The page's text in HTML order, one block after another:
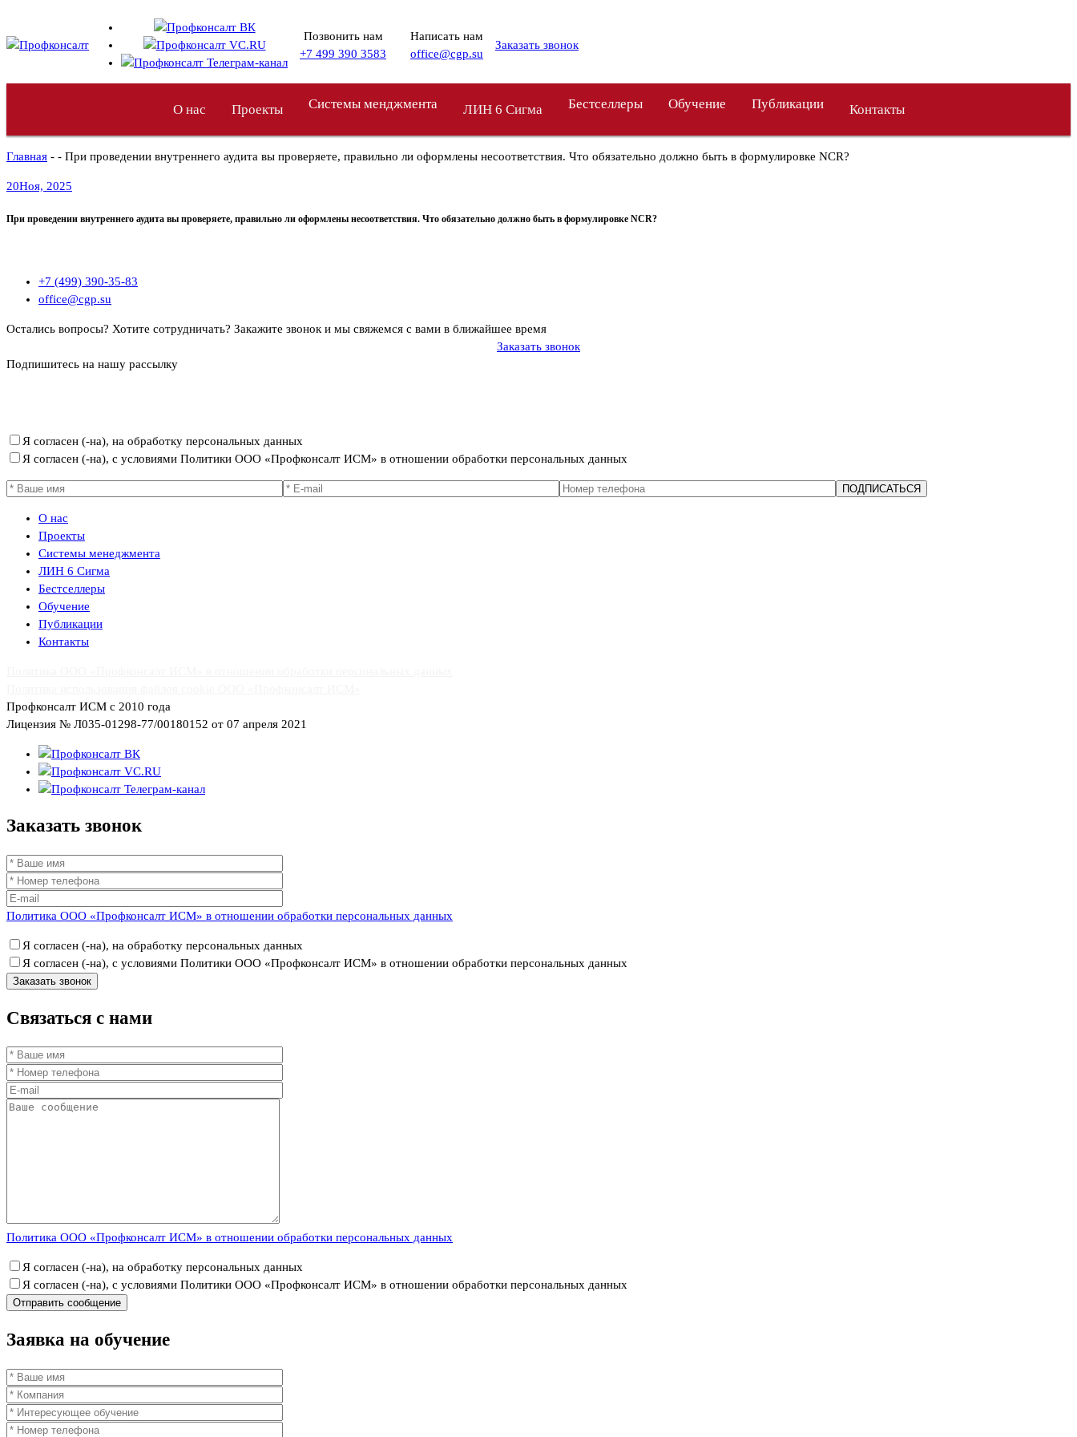
содержимому
Позвонить нам
+7 499 390 3583
Написать нам
office@cgp.su
Заказать звонок
О нас Проекты Системы менджмента ЛИН 6 Сигма Бестселлеры Обучение Публикации Контакты
Главная - - При проведении внутреннего аудита вы проверяете, правильно ли оформлены несоответствия. Что обязательно должно быть в формулировке NCR?
20Ноя, 2025
При проведении внутреннего аудита вы проверяете, правильно ли оформлены несоответствия. Что обязательно должно быть в формулировке NCR?
+7 (499) 390-35-83
office@cgp.su
Остались вопросы? Хотите сотрудничать? Закажите звонок и мы свяжемся с вами в ближайшее время
Заказать звонок
Подпишитесь на нашу рассылку
Я согласен (-на), на обработку персональных данных
Я согласен (-на), с условиями Политики ООО «Профконсалт ИСМ» в отношении обработки персональных данных
О нас
Проекты
Системы менеджмента
ЛИН 6 Сигма
Бестселлеры
Обучение
Публикации
Контакты
Профконсалт ИСМ с 2010 года
Лицензия № Л035-01298-77/00180152 от 07 апреля 2021
Заказать звонок
Политика ООО «Профконсалт ИСМ» в отношении обработки персональных данных
Я согласен (-на), на обработку персональных данных
Я согласен (-на), с условиями Политики ООО «Профконсалт ИСМ» в отношении обработки персональных данных
Связаться с нами
Политика ООО «Профконсалт ИСМ» в отношении обработки персональных данных
Я согласен (-на), на обработку персональных данных
Я согласен (-на), с условиями Политики ООО «Профконсалт ИСМ» в отношении обработки персональных данных
Заявка на обучение